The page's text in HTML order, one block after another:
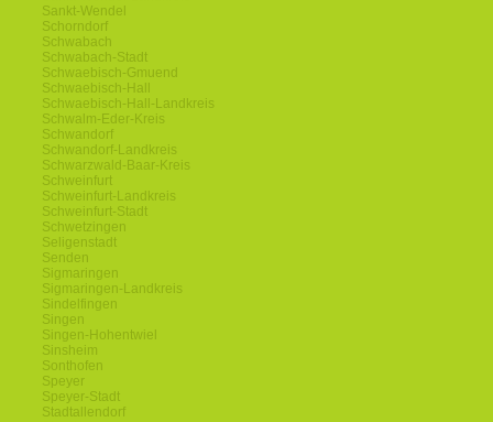
Sankt-Wendel
Schorndorf
Schwabach
Schwabach-Stadt
Schwaebisch-Gmuend
Schwaebisch-Hall
Schwaebisch-Hall-Landkreis
Schwalm-Eder-Kreis
Schwandorf
Schwandorf-Landkreis
Schwarzwald-Baar-Kreis
Schweinfurt
Schweinfurt-Landkreis
Schweinfurt-Stadt
Schwetzingen
Seligenstadt
Senden
Sigmaringen
Sigmaringen-Landkreis
Sindelfingen
Singen
Singen-Hohentwiel
Sinsheim
Sonthofen
Speyer
Speyer-Stadt
Stadtallendorf